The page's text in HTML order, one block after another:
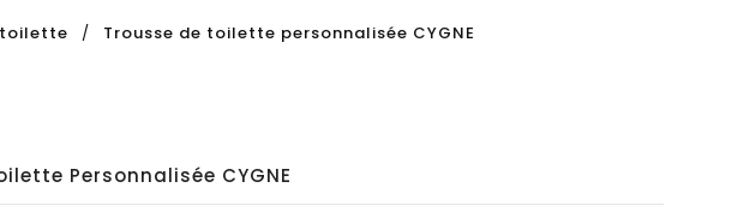
toilette Trousse de toilette personnalisée CYGNE
Personnalisée CYGNE